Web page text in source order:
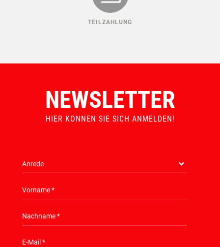
TEILZAHLUNG
NEWSLETTER
HIER KONNEN SIE SICH ANMELDEN!